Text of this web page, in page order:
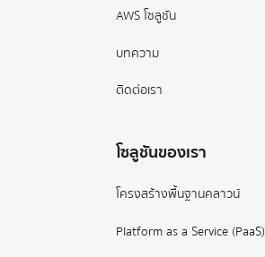
AWS โซลูชัน
บทความ
ติดต่อเรา
โซลูชันของเรา
โครงสร้างพื้นฐานคลาวน์
Platform as a Service (PaaS)